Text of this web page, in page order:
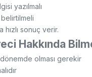
yazılmalı
hızlı sonuç verir.
Hakkında
olması gerekir